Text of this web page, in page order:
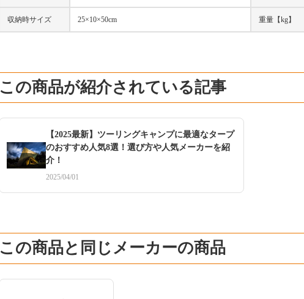
収納時サイズ 25×10×50cm 重量【kg】
この商品が紹介されている記事
【2025最新】ツーリングキャンプに最適なタープ
のおすすめ人気8選！選び方や人気メーカーを紹
介！
2025/04/01
この商品と同じメーカーの商品